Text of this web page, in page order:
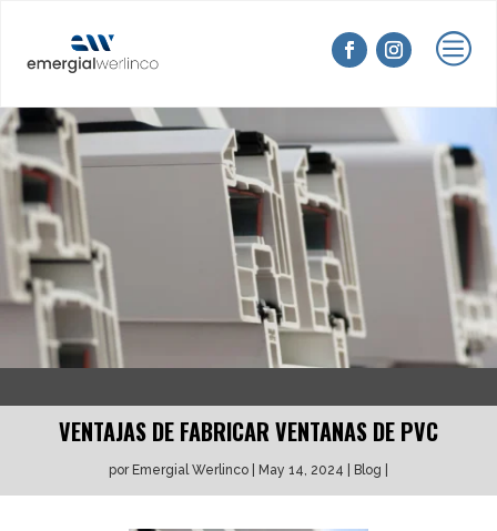
c
VENTAJAS DE FABRICAR VENTANAS DE PVC
por Emergial Werlinco May 14, 2024 Blog